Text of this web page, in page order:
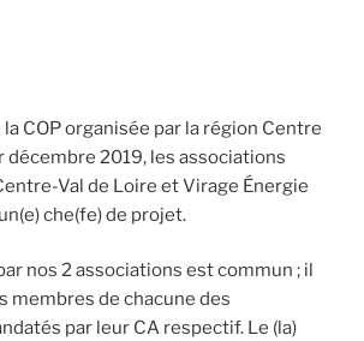
la COP organisée par la région Centre
décembre 2019, les associations
Val de Loire et Virage Énergie
che(fe) de projet.
nos 2 associations est commun ; il
membres de chacune des
par leur CA respectif. Le (la)